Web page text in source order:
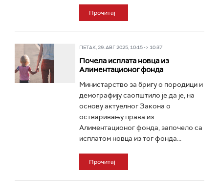
Прочитај
ПЕТАК, 29. АВГ 2025, 10:15 -> 10:37
Почела исплата новца из
Алиментационог фонда
Министарство за бригу о породици и
демографију саопштило је да је, на
основу актуелног Закона о
остваривању права из
Алиментационог фонда, започело са
исплатом новца из тог фонда...
Прочитај